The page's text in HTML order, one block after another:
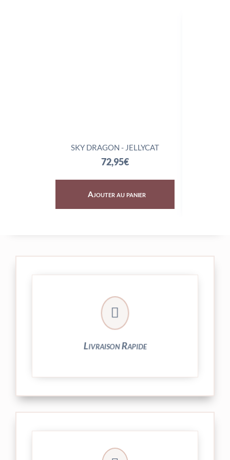
SKY DRAGON - JELLYCAT
72,95€
Ajouter au panier

Livraison Rapide
Votre commande est expédiée sous
24/48h et livrée par Colissimo.
► contact@peekaboo.fr